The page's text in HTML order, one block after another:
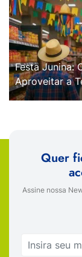
Festa Junina:
Aproveitar a
Quer
Assine nossa